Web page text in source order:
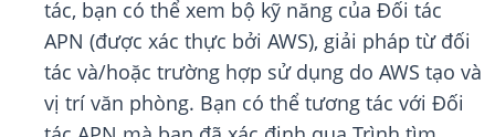
tác, bạn có thể xem bộ kỹ năng của Đối tác
APN (được xác thực bởi AWS), giải pháp từ đối
tác và/hoặc trường hợp sử dụng do AWS tạo và
vị trí văn phòng. Bạn có thể tương tác với Đối